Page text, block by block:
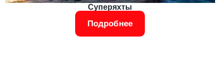
Суперяхты
Подробнее